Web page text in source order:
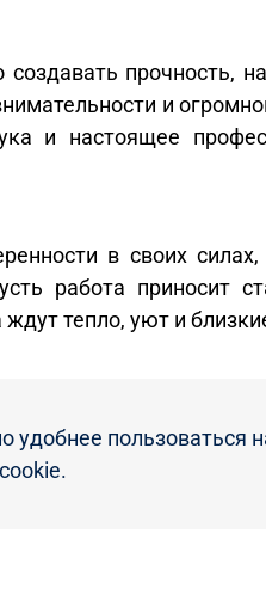
прочность,
и
и настоящее
в своих силах,
работа приносит
тепло, уют и
пользоваться